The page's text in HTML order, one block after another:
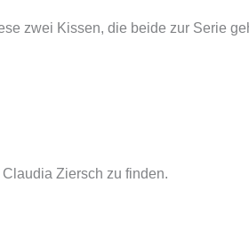
zwei Kissen, die beide zur Serie
Ziersch zu finden.